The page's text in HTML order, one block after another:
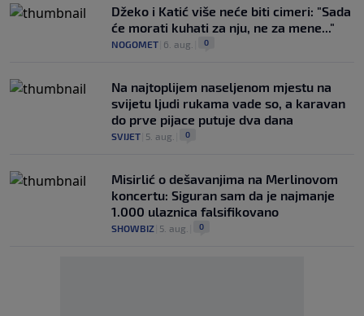
Džeko i Katić više neće biti cimeri: "Sada
će morati kuhati za nju, ne za mene..."
NOGOMET 6. aug. 0
Na najtoplijem naseljenom mjestu na
svijetu ljudi rukama vade so, a karavan
do prve pijace putuje dva dana
SVIJET 5. aug. 0
Misirlić o dešavanjima na Merlinovom
koncertu: Siguran sam da je najmanje
1.000 ulaznica falsifikovano
SHOWBIZ 5. aug. 0